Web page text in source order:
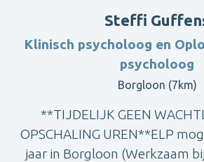
Steffi
Klinisch psycholoog en
psycholoog
Borgloon (7km)
**TIJDELIJK GEEN
OPSCHALING UREN**ELP
jaar in Borgloon (Werkzaam